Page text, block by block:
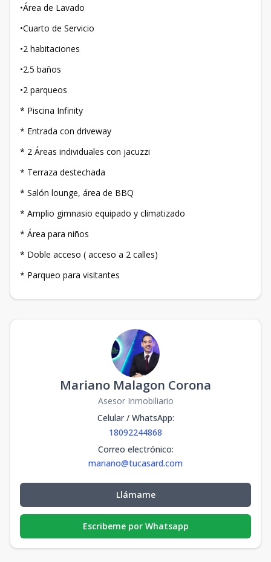
•Área de Lavado
•Cuarto de Servicio
•2 habitaciones
•2.5 baños
•2 parqueos
* Piscina Infinity
* Entrada con driveway
* 2 Áreas individuales con jacuzzi
* Terraza destechada
* Salón lounge, área de BBQ
* Amplio gimnasio equipado y climatizado
* Área para niños
* Doble acceso ( acceso a 2 calles)
* Parqueo para visitantes
Mariano Malagon Corona
Asesor Inmobiliario
Celular / WhatsApp:
18092244868
Correo electrónico:
mariano@tucasard.com
Llámame
Escribeme por Whatsapp